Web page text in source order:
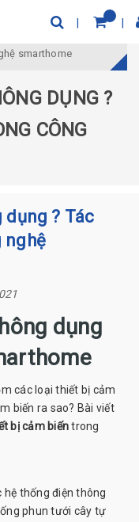
smarthome
DỤNG ?
CÔNG
? Tác
nghệ
dụng
các loại thiết bị cảm
biến ra sao? Bài viết
bị cảm biếntrong
hệ thống điện thông
phun tưới cây tự